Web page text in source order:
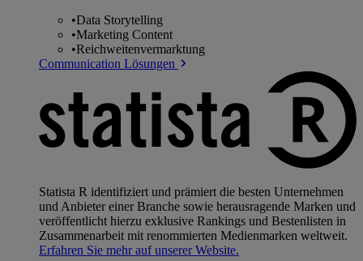
•Data Storytelling
•Marketing Content
•Reichweitenvermarktung
Communication Lösungen
Statista R identifiziert und prämiert die besten Unternehmen
und Anbieter einer Branche sowie herausragende Marken und
veröffentlicht hierzu exklusive Rankings und Bestenlisten in
Zusammenarbeit mit renommierten Medienmarken weltweit.
Erfahren Sie mehr auf unserer Website.